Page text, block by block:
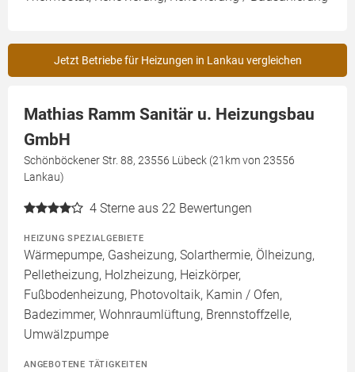
Jetzt Betriebe für Heizungen in Lankau vergleichen
Mathias Ramm Sanitär u. Heizungsbau
GmbH
Schönböckener Str. 88, 23556 Lübeck (21km von 23556
Lankau)
4 Sterne aus 22 Bewertungen
HEIZUNG SPEZIALGEBIETE
Wärmepumpe, Gasheizung, Solarthermie, Ölheizung,
Pelletheizung, Holzheizung, Heizkörper,
Fußbodenheizung, Photovoltaik, Kamin / Ofen,
Badezimmer, Wohnraumlüftung, Brennstoffzelle,
Umwälzpumpe
ANGEBOTENE TÄTIGKEITEN